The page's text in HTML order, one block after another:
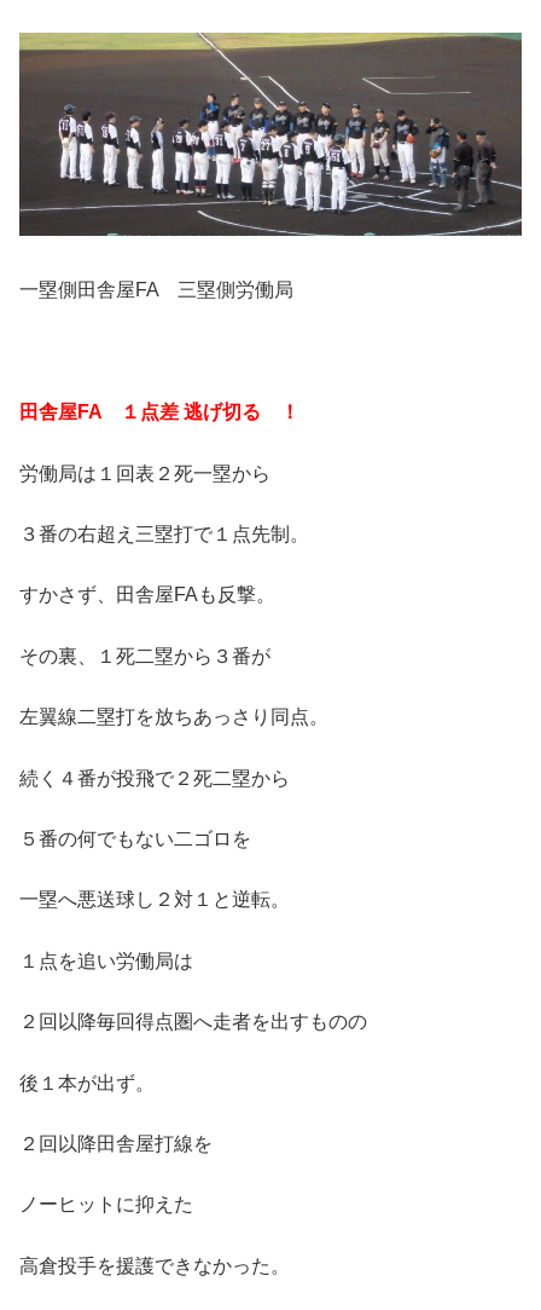
一塁側田舎屋FA 三塁側労働局
田舎屋FA １点差 逃げ切る ！
労働局は１回表２死一塁から
３番の右超え三塁打で１点先制。
すかさず、田舎屋FAも反撃。
その裏、１死二塁から３番が
左翼線二塁打を放ちあっさり同点。
続く４番が投飛で２死二塁から
５番の何でもない二ゴロを
一塁へ悪送球し２対１と逆転。
１点を追い労働局は
２回以降毎回得点圏へ走者を出すものの
後１本が出ず。
２回以降田舎屋打線を
ノーヒットに抑えた
高倉投手を援護できなかった。